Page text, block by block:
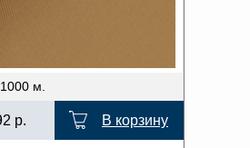
м.
р. В корзину